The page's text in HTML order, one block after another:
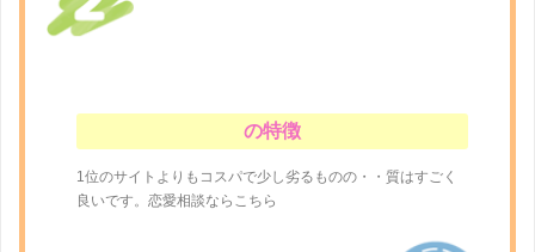
の特徴
1位のサイトよりもコスパで少し劣るものの・・質はすごく
良いです。恋愛相談ならこちら